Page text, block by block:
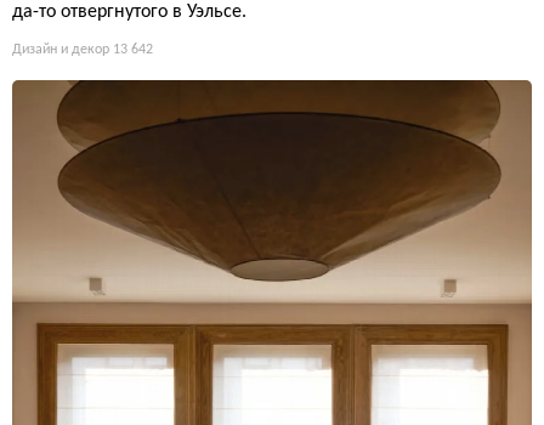
да-то отвергнутого в Уэльсе.
Дизайн и декор 13 642